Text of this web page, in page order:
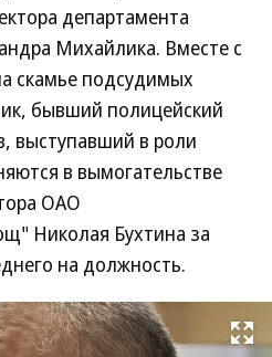
департамента
Михайлика. Вместе с
скамье подсудимых
бывший полицейский
выступавший в роли
в вымогательстве
ОАО
Николая Бухтина за
на должность.
Развернуть